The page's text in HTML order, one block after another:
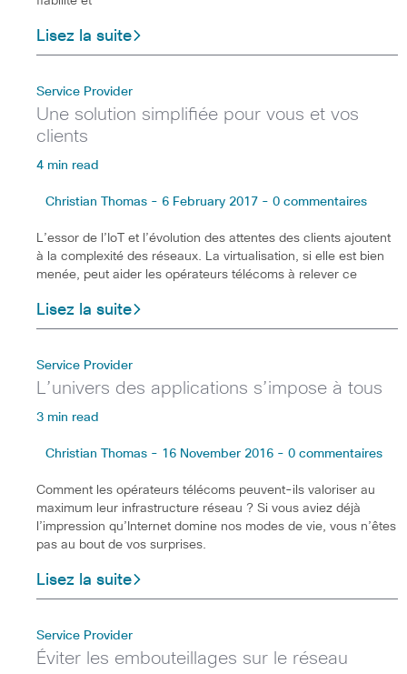
Lisez la suite
Service Provider
Une solution simplifiée pour vous et vos
clients
4 min read
Christian Thomas - 6 February 2017 - 0 commentaires
L’essor de l’IoT et l’évolution des attentes des clients ajoutent
à la complexité des réseaux. La virtualisation, si elle est bien
menée, peut aider les opérateurs télécoms à relever ce
Lisez la suite
Service Provider
L’univers des applications s’impose à tous
3 min read
Christian Thomas - 16 November 2016 - 0 commentaires
Comment les opérateurs télécoms peuvent-ils valoriser au
maximum leur infrastructure réseau ? Si vous aviez déjà
l’impression qu’Internet domine nos modes de vie, vous n’êtes
pas au bout de vos surprises.
Lisez la suite
Service Provider
Éviter les embouteillages sur le réseau